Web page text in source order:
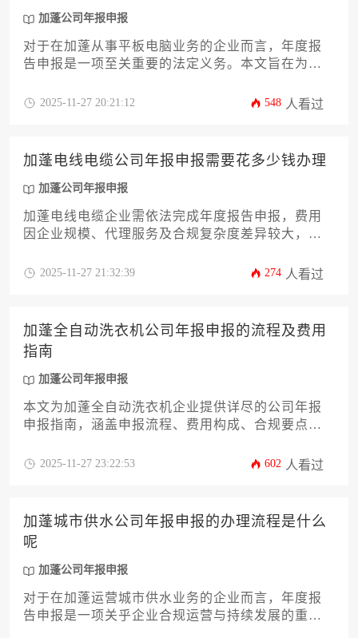
加蓬公司年报申报
对于在加蓬从事平板电脑业务的企业而言，年度报
告申报是一项至关重要的法定义务。本文旨在为加
用的年报申报攻略。内容将全面解析进行加蓬公司
程、关键时间节点以及合规风险规避等关键环节。
通过系统性的指导，帮助企业高效、准确地完成申
报工作，确保企业在加蓬市场的合规经营与稳健发
2025-11-27 20:21:12 548 人看过
加蓬电线电缆公司年报申报需要花多少钱办理
加蓬公司年报申报
加蓬电线电缆企业需依法完成年度报告申报，费用
因企业规模、代理服务及合规复杂度差异较大，通
构成、申报流程及优化策略，帮助企业高效完成加
2025-11-27 21:32:39 274 人看过
加蓬全自动洗衣机公司年报申报的流程及费用
指南
加蓬公司年报申报
本文为加蓬全自动洗衣机企业提供详尽的公司年报
申报指南，涵盖申报流程、费用构成、合规要点及
帮助企业主高效完成年度申报义务，避免因延误或
2025-11-27 23:22:53 602 人看过
加蓬城市供水公司年报申报的办理流程是什么
呢
加蓬公司年报申报
对于在加蓬运营城市供水业务的企业而言，年度报
告申报是一项关乎企业合规运营与持续发展的重要